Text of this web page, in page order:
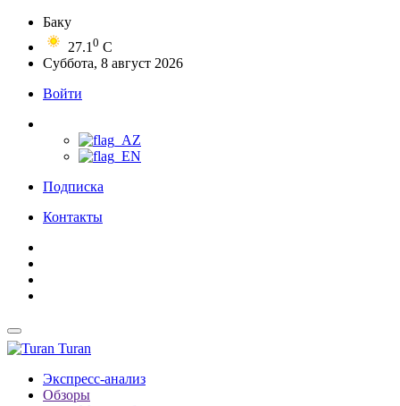
Баку
27.1 0 C
Суббота, 8 август 2026
Войти
Подписка
Контакты
Turan
Экспресс-анализ
Обзоры